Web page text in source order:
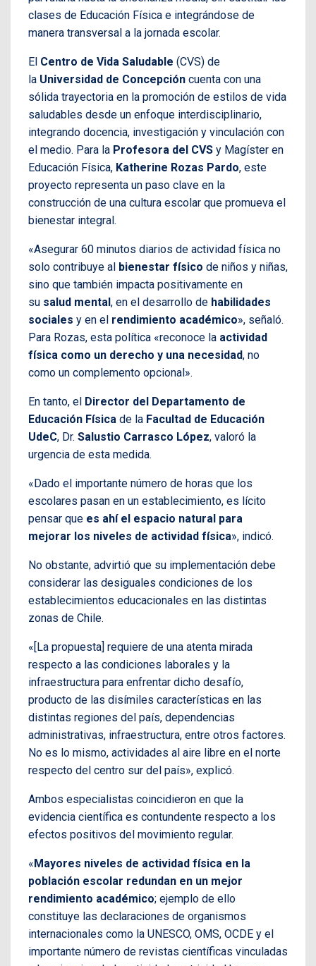
clases de Educación Física e integrándose de
manera transversal a la jornada escolar.
El Centro de Vida Saludable (CVS) de
la Universidad de Concepción cuenta con una
sólida trayectoria en la promoción de estilos de vida
saludables desde un enfoque interdisciplinario,
integrando docencia, investigación y vinculación con
el medio. Para la Profesora del CVS y Magíster en
Educación Física, Katherine Rozas Pardo, este
proyecto representa un paso clave en la
construcción de una cultura escolar que promueva el
bienestar integral.
«Asegurar 60 minutos diarios de actividad física no
solo contribuye al bienestar físico de niños y niñas,
sino que también impacta positivamente en
su salud mental, en el desarrollo de habilidades
sociales y en el rendimiento académico», señaló.
Para Rozas, esta política «reconoce la actividad
física como un derecho y una necesidad, no
como un complemento opcional».
En tanto, el Director del Departamento de
Educación Física de la Facultad de Educación
UdeC, Dr. Salustio Carrasco López, valoró la
urgencia de esta medida.
«Dado el importante número de horas que los
escolares pasan en un establecimiento, es lícito
pensar que es ahí el espacio natural para
mejorar los niveles de actividad física», indicó.
No obstante, advirtió que su implementación debe
considerar las desiguales condiciones de los
establecimientos educacionales en las distintas
zonas de Chile.
«[La propuesta] requiere de una atenta mirada
respecto a las condiciones laborales y la
infraestructura para enfrentar dicho desafío,
producto de las disímiles características en las
distintas regiones del país, dependencias
administrativas, infraestructura, entre otros factores.
No es lo mismo, actividades al aire libre en el norte
respecto del centro sur del país», explicó.
Ambos especialistas coincidieron en que la
evidencia científica es contundente respecto a los
efectos positivos del movimiento regular.
«Mayores niveles de actividad física en la
población escolar redundan en un mejor
rendimiento académico; ejemplo de ello
constituye las declaraciones de organismos
internacionales como la UNESCO, OMS, OCDE y el
importante número de revistas científicas vinculadas